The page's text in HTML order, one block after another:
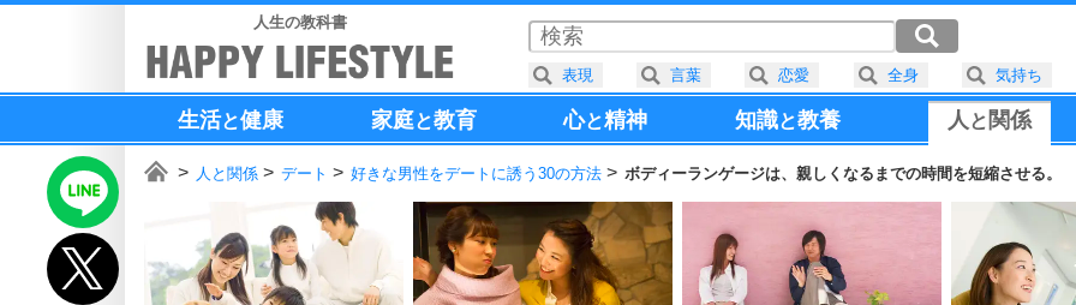
人生の教科書
生活と健康 家庭と教育 心と精神 知識と教養 人と 関係
人と関係 デート 好きな男性をデートに誘う30の方法 ボディーランゲージは、親しくなるまでの時間を短縮させる。
表現 言葉 恋愛 全身 気持ち